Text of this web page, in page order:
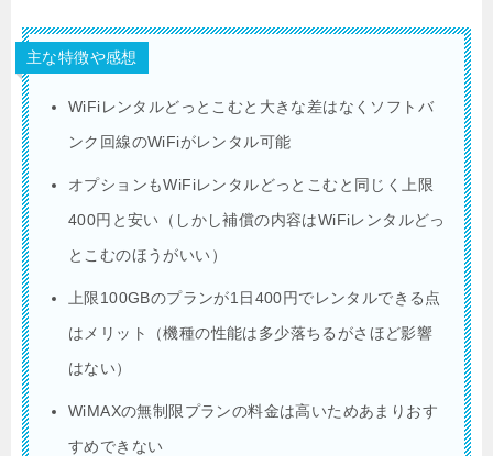
主な特徴や感想
WiFiレンタルどっとこむと大きな差はなくソフトバ
ンク回線のWiFiがレンタル可能
オプションもWiFiレンタルどっとこむと同じく上限
400円と安い（しかし補償の内容はWiFiレンタルどっ
とこむのほうがいい）
上限100GBのプランが1日400円でレンタルできる点
はメリット（機種の性能は多少落ちるがさほど影響
はない）
WiMAXの無制限プランの料金は高いためあまりおす
すめできない